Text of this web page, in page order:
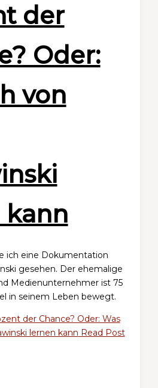
der
Oder:
von
kann
ich eine Dokumentation
gesehen. Der ehemalige
Medienunternehmer ist 75
in seinem Leben bewegt.
der Chance? Oder: Was
lernen kann Read Post